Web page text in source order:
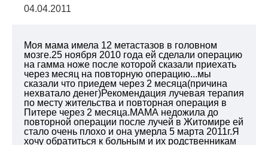
04.04.2011
Моя мама имела 12 метастазов в головном
мозге.25 ноября 2010 года ей сделали операцию
на гамма ноже после которой сказали приехать
через месяц на повторную операцию...мы
сказали что приедем через 2 месяца(причина
нехватало денег)Рекомендация лучевая терапия
по месту жительства и повторная операция в
Питере через 2 месяца.МАМА недожила до
повторной операции после лучей в Житомире ей
стало очень плохо и она умерла 5 марта 2011г.Я
хочу обратиться к больным и их родственникам